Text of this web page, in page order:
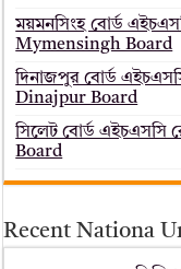
ময়মনসিংহ বোর্ড
Mymensingh Board
দিনাজপুর বোর্ড
Dinajpur Board
সিলেট বোর্ড এইচএসসি
Board
Recent Nationa